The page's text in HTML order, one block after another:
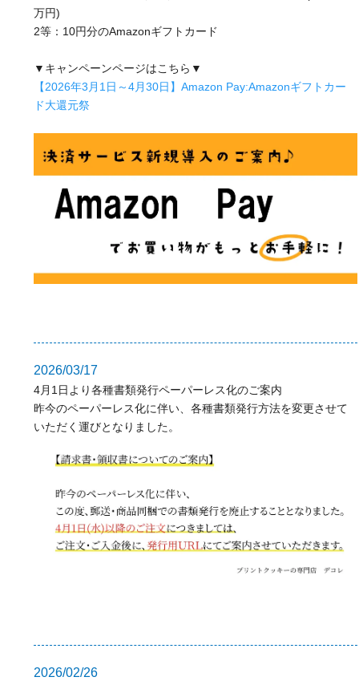
万円)
2等：10円分のAmazonギフトカード
▼キャンペーンページはこちら▼
【2026年3月1日～4月30日】Amazon Pay:Amazonギフトカー
ド大還元祭
2026/03/17
4月1日より各種書類発行ペーパーレス化のご案内
昨今のペーパーレス化に伴い、各種書類発行方法を変更させて
いただく運びとなりました。
2026/02/26